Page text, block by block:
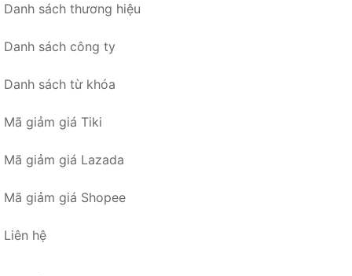
Danh sách thương hiệu
Danh sách công ty
Danh sách từ khóa
Mã giảm giá Tiki
Mã giảm giá Lazada
Mã giảm giá Shopee
Liên hệ